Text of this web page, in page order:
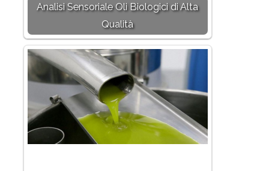
Analisi Sensoriale Oli Biologici di Alta
Qualità